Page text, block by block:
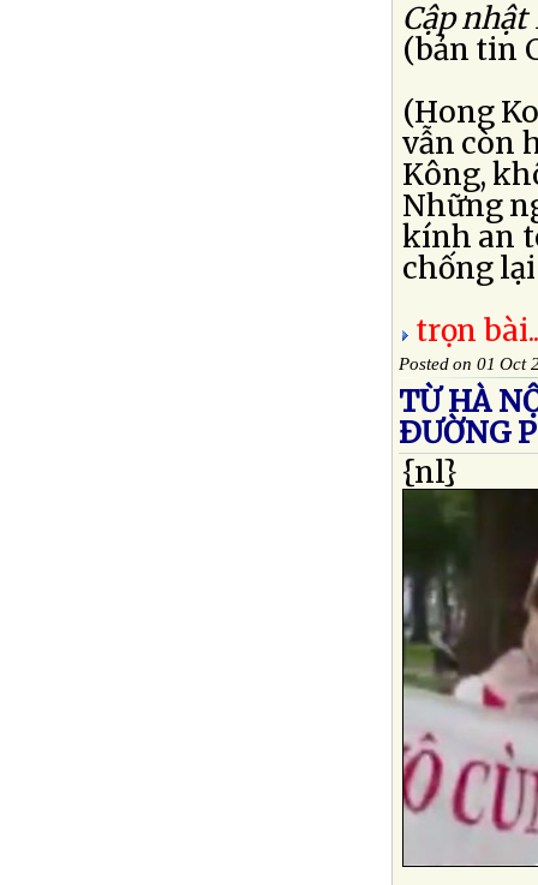
Cập
(bản tin
(Hong
vẫn còn
Kông,
Những
kính an
chống
trọn
Posted on 01 Oct
TỪ HÀ
ÐƯỜNG
{nl}